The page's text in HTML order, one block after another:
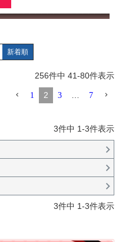
新着順
256件中 41-80件表示
1 2 3 7
3件中 1-3件表示
3件中 1-3件表示